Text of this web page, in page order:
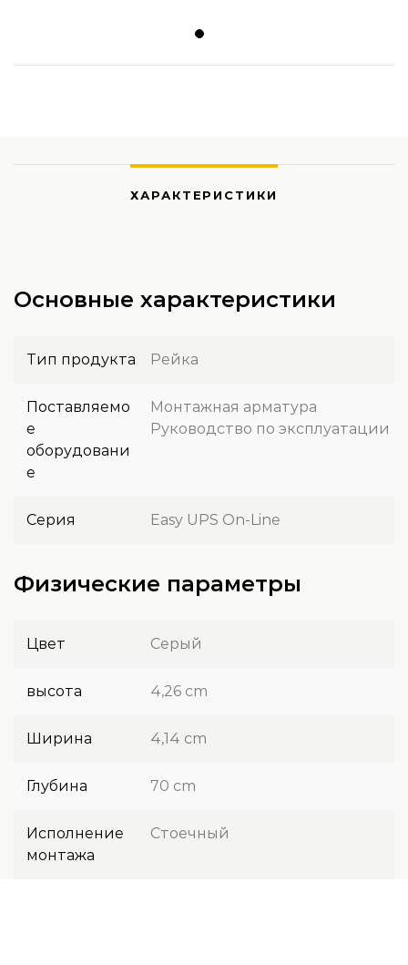
ХАРАКТЕРИСТИКИ
Основные характеристики
Тип продукта Рейка
Поставляемо
е
оборудовани
е
Монтажная арматура
Руководство по эксплуатации
Серия Easy UPS On-Line
Физические параметры
Цвет Серый
высота 4,26 cm
Ширина 4,14 cm
Глубина 70 cm
Исполнение
монтажа
Стоечный